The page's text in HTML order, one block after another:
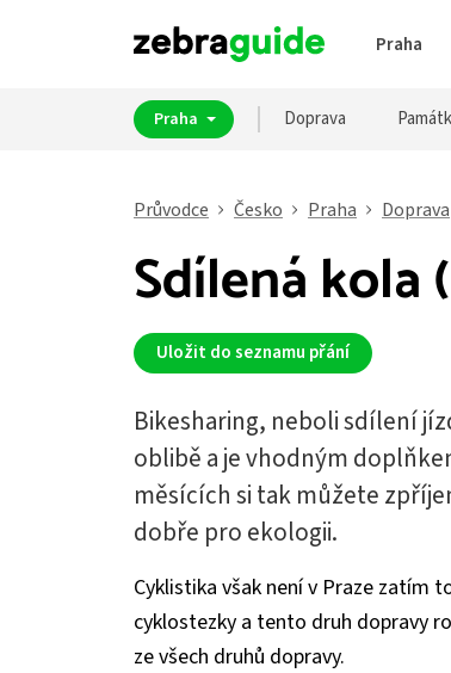
Praha
Praha Doprava
Průvodce Česko Praha Doprava
Sdílená kola
Uložit do seznamu přání
Bikesharing, neboli sdílení
oblibě a je vhodným
měsících si tak můžete
dobře pro ekologii.
Cyklistika však není v Praze zatím
cyklostezky a tento druh dopravy
ze všech druhů dopravy.